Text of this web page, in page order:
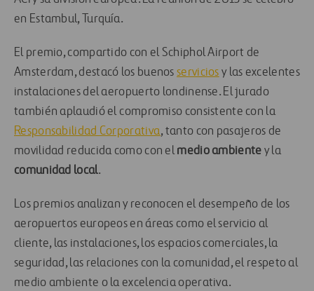
en Estambul, Turquía.
El premio, compartido con el Schiphol Airport de
Amsterdam, destacó los buenosservicios y las excelentes
instalaciones del aeropuerto londinense. El jurado
también aplaudió el compromiso consistente con la
Responsabilidad Corporativa, tanto con pasajeros de
movilidad reducida como con elmedio ambiente y la
comunidad local.
Los premios analizan y reconocen el desempeño de los
aeropuertos europeos en áreas como el servicio al
cliente, las instalaciones, los espacios comerciales, la
seguridad, las relaciones con la comunidad, el respeto al
medio ambiente o la excelencia operativa.